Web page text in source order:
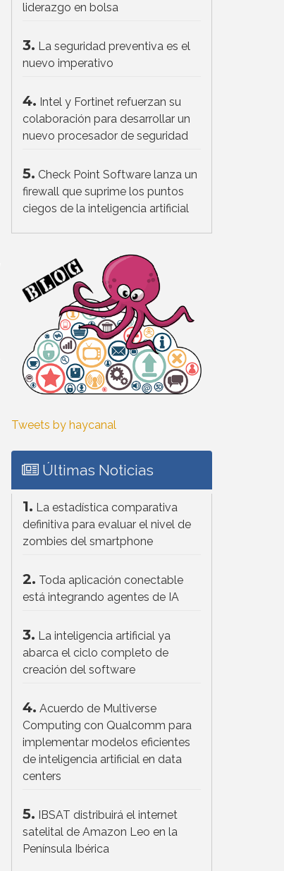
liderazgo en bolsa
3. La seguridad preventiva es el
nuevo imperativo
4. Intel y Fortinet refuerzan su
colaboración para desarrollar un
nuevo procesador de seguridad
5. Check Point Software lanza un
firewall que suprime los puntos
ciegos de la inteligencia artificial
Tweets by haycanal
Últimas Noticias
1. La estadística comparativa
definitiva para evaluar el nivel de
zombies del smartphone
2. Toda aplicación conectable
está integrando agentes de IA
3. La inteligencia artificial ya
abarca el ciclo completo de
creación del software
4. Acuerdo de Multiverse
Computing con Qualcomm para
implementar modelos eficientes
de inteligencia artificial en data
centers
5. IBSAT distribuirá el internet
satelital de Amazon Leo en la
Península Ibérica